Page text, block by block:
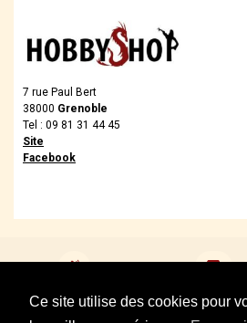
Ce site utilise des cookies pour
7 rue Paul Bert
38000 Grenoble
Tel : 09 81 31 44 45
Site
Facebook
Devenir revendeur Points de Vente